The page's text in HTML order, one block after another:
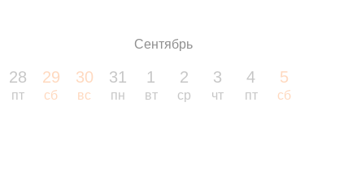
28
пт
29
сб
30
вс
31
пн
Сентябрь
1
вт
2
ср
3
чт
4
пт
5
сб